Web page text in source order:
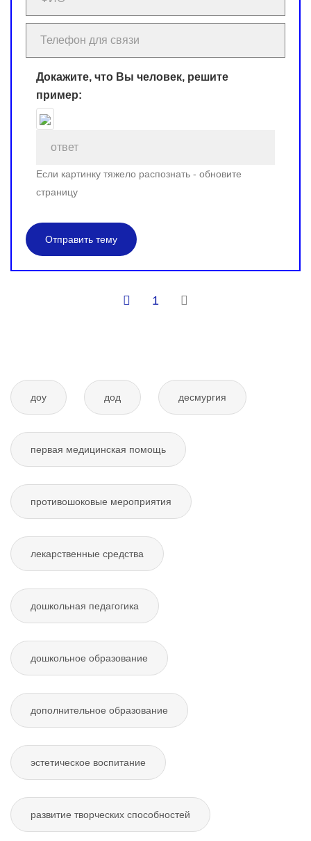
Докажите, что Вы человек, решите
пример:
Если картинку тяжело распознать - обновите
страницу
Отправить тему
1
доу дод десмургия
первая медицинская помощь
противошоковые мероприятия
лекарственные средства
дошкольная педагогика
дошкольное образование
дополнительное образование
эстетическое воспитание
развитие творческих способностей